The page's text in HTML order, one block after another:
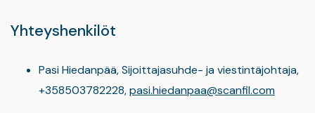
Yhteyshenkilöt
Pasi Hiedanpää, Sijoittajasuhde- ja viestintäjohtaja,
+358503782228,pasi.hiedanpaa@scanfil.com